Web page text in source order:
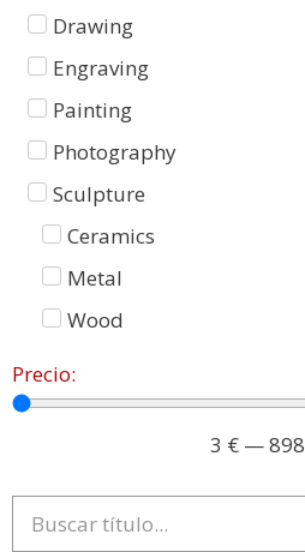
Drawing
Engraving
Painting
Photography
Sculpture
Ceramics
Metal
Wood
Precio:
3 € —898